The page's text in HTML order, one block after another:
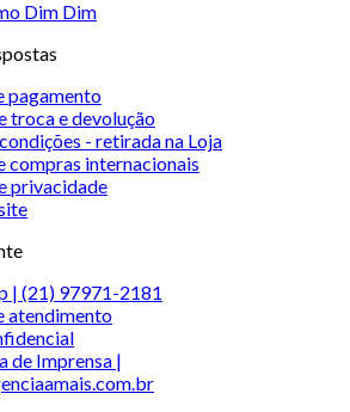
Dim Dim
pagamento
troca e devolução
- retirada na Loja
compras internacionais
privacidade
| (21) 97971-2181
atendimento
de Imprensa |